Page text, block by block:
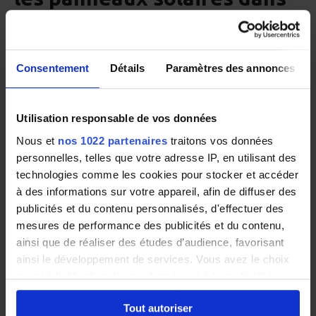
Consentement Détails Paramètres des annonces
Utilisation responsable de vos données
Nous et nos 1022 partenaires traitons vos données
personnelles, telles que votre adresse IP, en utilisant des
technologies comme les cookies pour stocker et accéder
à des informations sur votre appareil, afin de diffuser des
publicités et du contenu personnalisés, d'effectuer des
mesures de performance des publicités et du contenu,
ainsi que de réaliser des études d’audience, favorisant
ainsi le développement de services. Vous avez le choix
quant à l'utilisation de vos données et à leurs finalités.
Vous pouvez modifier ou retirer votre consentement à
tout moment en consultant la Déclaration relative aux
Tout autoriser
Les grandes plaines de la Champagne
crayeuse sont-elles favorables à l'énergie
Les zones humides et marais de l'Aube
(lac du Der, forêt d'Orient) créent-elles
des contraintes pour l'installation ?
Les bâtiments agricoles aubois peuvent-
ils accueillir des panneaux solaires ?